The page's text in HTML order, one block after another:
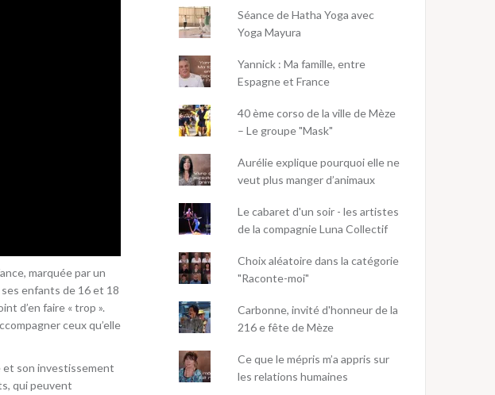
marquée par un
enfants de 16 et 18
d’en faire « trop ».
ceux qu’elle
et son investissement
qui peuvent
Séance de Hatha Yoga avec
Yoga Mayura
Yannick : Ma famille, entre
Espagne et France
40 ème corso de la ville de Mèze
– Le groupe "Mask"
Aurélie explique pourquoi elle ne
veut plus manger d’animaux
Le cabaret d'un soir - les artistes
de la compagnie Luna Collectif
Choix aléatoire dans la catégorie
"Raconte-moi"
Carbonne, invité d'honneur de la
216 e fête de Mèze
Ce que le mépris m’a appris sur
les relations humaines